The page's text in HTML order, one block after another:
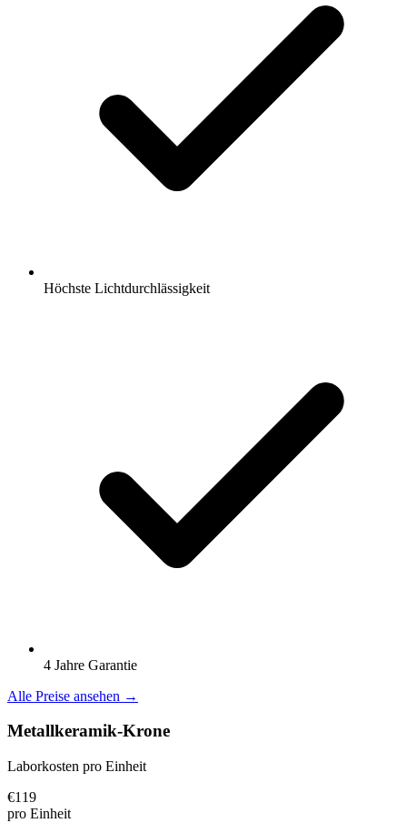
Höchste Lichtdurchlässigkeit
4 Jahre Garantie
Alle Preise ansehen →
Metallkeramik-Krone
Laborkosten pro Einheit
€119
pro Einheit